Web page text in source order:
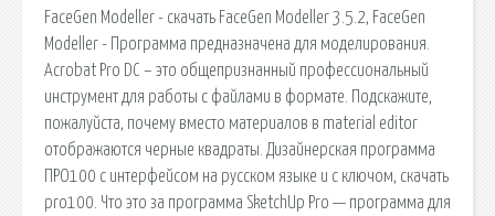
FaceGen Modeller - скачать FaceGen Modeller 3.5.2, FaceGen
Modeller - Программа предназначена для моделирования.
Acrobat Pro DC – это общепризнанный профессиональный
инструмент для работы с файлами в формате. Подскажите,
пожалуйста, почему вместо материалов в material editor
отображаются черные квадраты. Дизайнерская программа
ПРО100 с интерфейсом на русском языке и с ключом, скачать
pro100. Что это за программа SketchUp Pro — программа для